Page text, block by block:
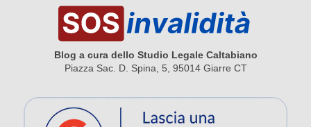
Blog a cura dello Studio Legale Caltabiano
Piazza Sac. D. Spina, 5, 95014 Giarre CT